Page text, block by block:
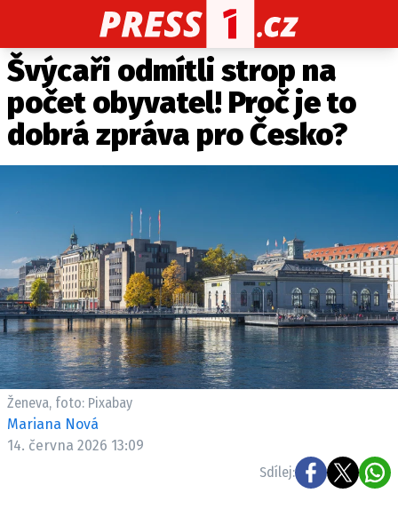
CELEBRITY NOVINKY SPORT POČASÍ
Máte příběh, fotku nebo video?
Pošlete e-mail na PRESS1.cz
KONTAKT
VYDAVATEL
Švýcaři odmítli strop na
počet obyvatel! Proč je to
dobrá zpráva pro Česko?
Ženeva, foto: Pixabay
Mariana Nová
14. června 2026 13:09
Sdílej: